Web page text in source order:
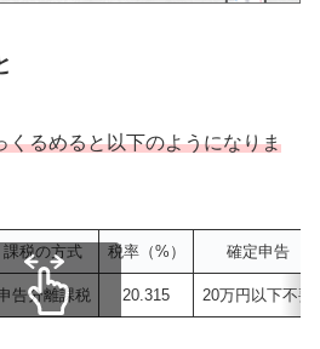
くるめると以下のようになりま
課税の方式 税率（%） 確定申告
告分離課税 20.315 20万円以下不要